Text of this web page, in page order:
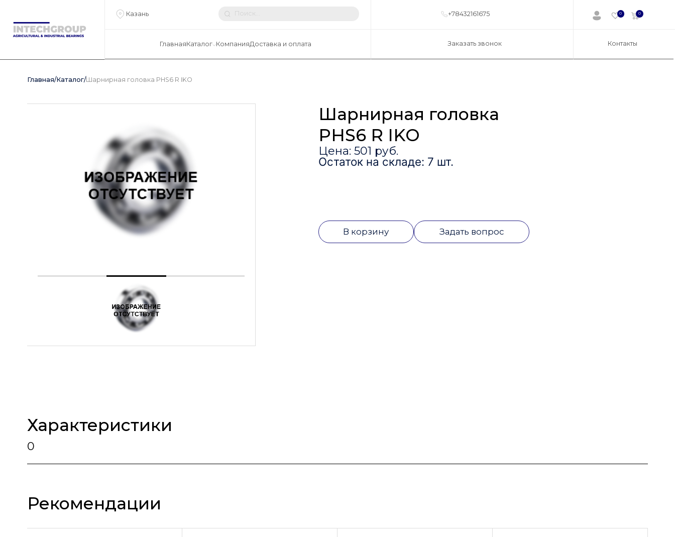
Казань +78432161675 0 0
ГлавнаяКаталог КомпанияДоставка и оплата Заказать звонок Контакты
Главная/Каталог/Шарнирная головка PHS6 R IKO
Шарнирная головка
PHS6 R IKO
Цена: 501 руб.
Остаток на складе: 7 шт.
В корзину Задать вопрос
Характеристики
0
Рекомендации